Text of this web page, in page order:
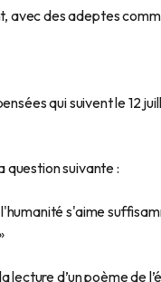
avec des adeptes
qui suivent le 12
question suivante :
s'aime
lecture d’un poème de